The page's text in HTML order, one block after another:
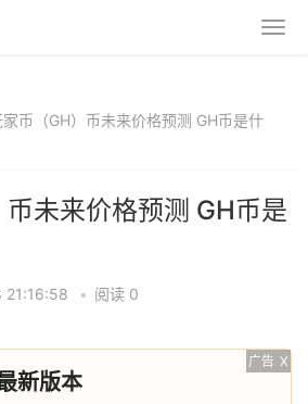
家币（GH）币未来价格预测 GH币是什
未来价格预测 GH币是
21:16:58 • 阅读 0
广告 X
新版本